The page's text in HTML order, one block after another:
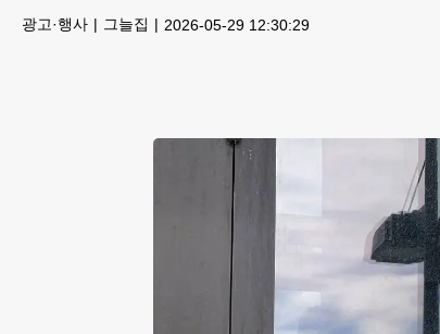
광고·행사 그늘집 2026-05-29 12:30:29